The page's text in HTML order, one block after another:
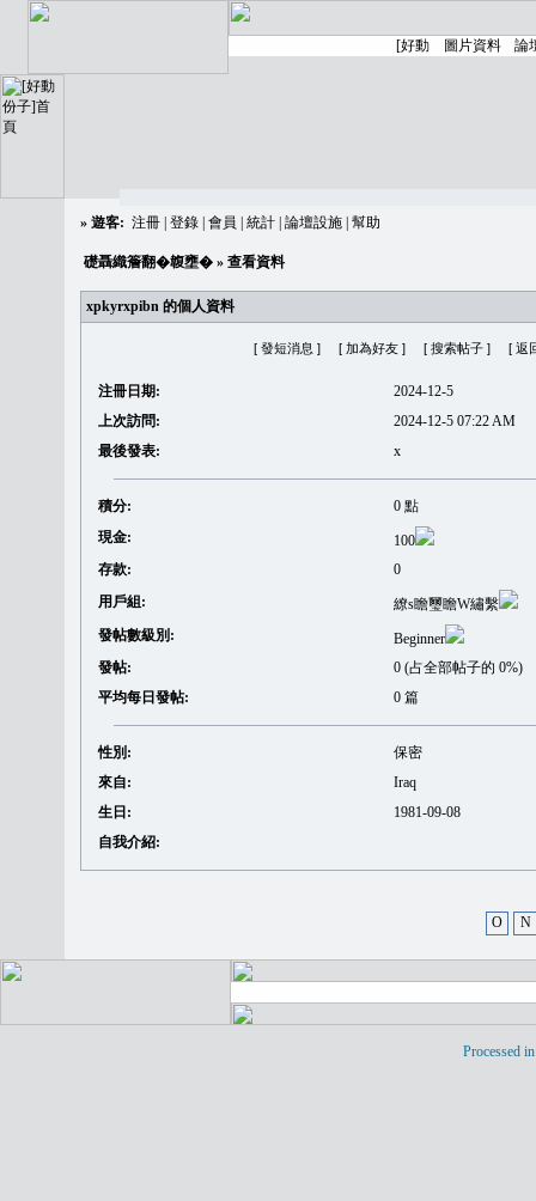
» 遊客: 注冊 登錄 會員 統計 論壇設施 幫助
礎聶織簷翻�䪖壅� » 查看資料
xpkyrxpibn 的個人資料
[ 發短消息 ] [ 加為好友 ] [ 搜索帖子 ] [ 返
注冊日期:
2024-12-5
上次訪問:
2024-12-5 07:22 AM
最後發表:
x
積分:
0 點
現金:
100
存款:
0
用戶組:
繚s瞻璽瞻W繡繫
發帖數級別:
Beginner
發帖:
0 (占全部帖子的 0%)
平均每日發帖:
0 篇
性別:
保密
來自:
Iraq
生日:
1981-09-08
自我介紹:
O N
Processed